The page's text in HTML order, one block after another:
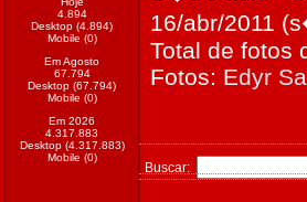
4.894
Desktop (4.894)
Mobile (0)
Em Agosto
67.794
Desktop (67.794)
Mobile (0)
Em 2026
4.317.883
Desktop (4.317.883)
Mobile (0)
16/abr/2011
Total de fotos
Fotos: Edyr
Buscar: